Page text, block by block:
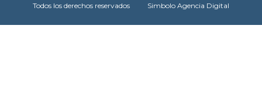
Todos los derechos reservados Simbolo Agencia Digital